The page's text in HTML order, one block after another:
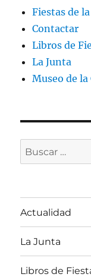
Fiestas de
Contactar
Libros de
La Junta
Museo de
Buscar
por:
Actualidad
La Junta
Libros de